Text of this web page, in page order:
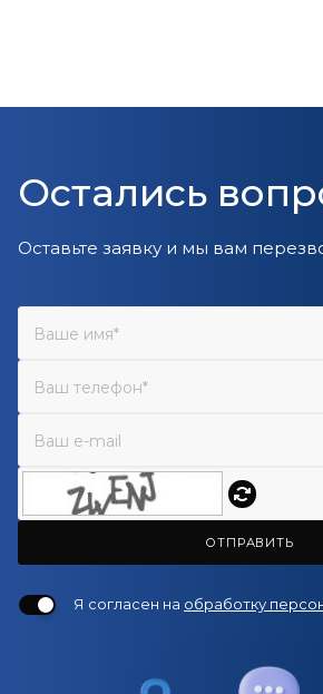
Остались
Оставьте заявку и мы вам
ОТПРАВИТЬ
Я согласен на обработку